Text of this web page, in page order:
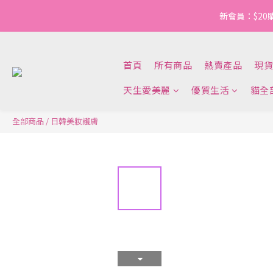
新會員：$20
首頁 所有商品 熱賣產品
現
天生愛美麗
優質生活 貓全
全部商品 / 日韓美妝護膚